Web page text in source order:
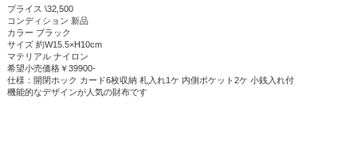
プライス \32,500
コンディション 新品
カラー ブラック
サイズ 約W15.5×H10cm
マテリアル ナイロン
希望小売価格￥39900-
仕様：開閉ホック カード6枚収納 札入れ1ケ 内側ポケット2ケ 小銭入れ付
機能的なデザインが人気の財布です